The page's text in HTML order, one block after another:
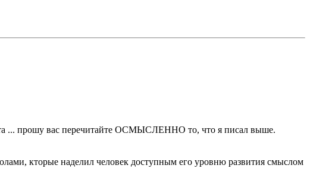
... прошу вас перечитайте ОСМЫСЛЕННО то, что я писал выше.
кторые наделил человек доступным его уровню развития смыслом